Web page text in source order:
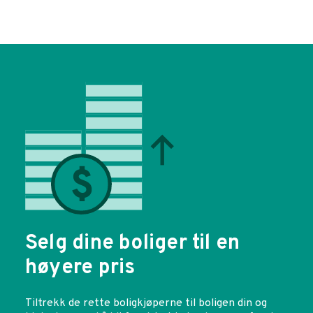
Selg dine boliger til en
høyere pris
Tiltrekk de rette boligkjøperne til boligen din og